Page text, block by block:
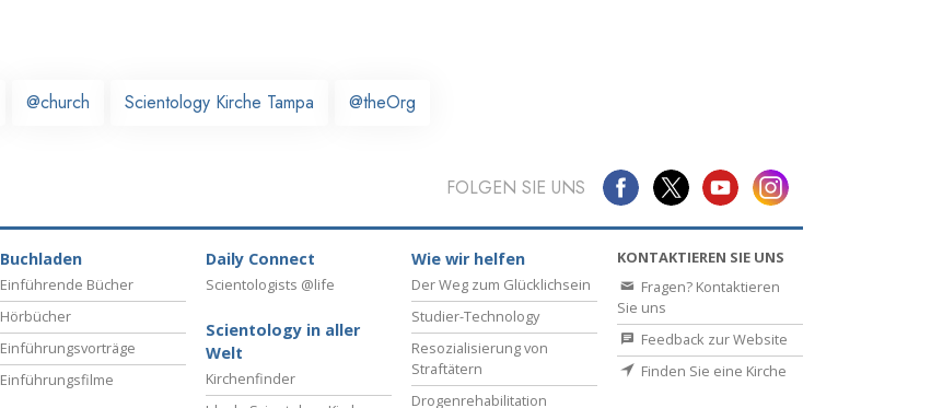
@church Scientology Kirche Tampa @theOrg
FOLGEN SIE UNS
Buchladen
Einführende Bücher
Hörbücher
Einführungsvorträge
Einführungsfilme
Daily Connect
Scientologists @life
Scientology in aller
Welt
Kirchenfinder
Wie wir helfen
Der Weg zum Glücklichsein
Studier-Technology
Resozialisierung von
Straftätern
Drogenrehabilitation
KONTAKTIEREN SIE UNS
Fragen? Kontaktieren
Sie uns
Feedback zur Website
Finden Sie eine Kirche